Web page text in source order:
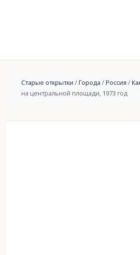
Старые открытки /Города /Россия /
на центральной площади, 1973 год